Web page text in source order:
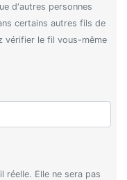
d'autres personnes
certains autres fils de
vérifier le fil vous-même
réelle. Elle ne sera pas